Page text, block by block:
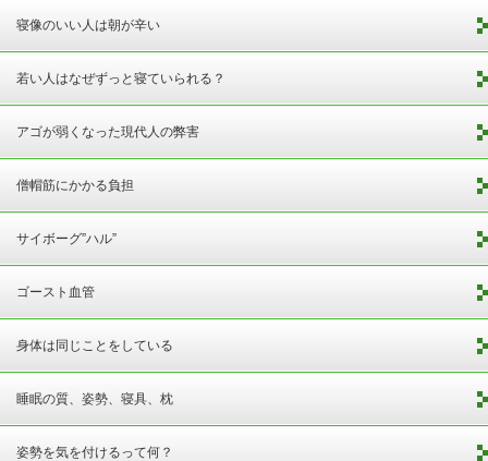
寝像のいい人は朝が辛い
若い人はなぜずっと寝ていられる？
アゴが弱くなった現代人の弊害
僧帽筋にかかる負担
サイボーグ”ハル”
ゴースト血管
身体は同じことをしている
睡眠の質、姿勢、寝具、枕
姿勢を気を付けるって何？